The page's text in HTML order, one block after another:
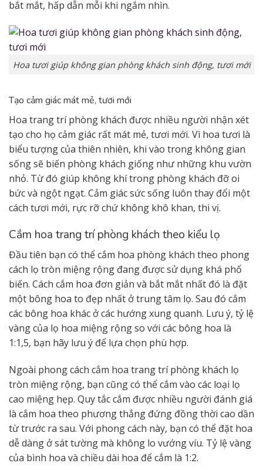
bắt mắt, hấp dẫn mỗi khi ngắm nhìn.
Hoa tươi giúp không gian phòng khách sinh động, tươi mới
Tạo cảm giác mát mẻ, tươi mới
Hoa trang trí phòng khách được nhiều người nhận xét
tạo cho họ cảm giác rất mát mẻ, tươi mới. Vì hoa tươi là
biểu tượng của thiên nhiên, khi vào trong không gian
sống sẽ biến phòng khách giống như những khu vườn
nhỏ. Từ đó giúp không khí trong phòng khách đỡ oi
bức và ngột ngạt. Cảm giác sức sống luôn thay đổi một
cách tươi mới, rực rỡ chứ không khô khan, thi vị.
Cắm hoa trang trí phòng khách theo kiểu lọ
Đầu tiên bạn có thể cắm hoa phòng khách theo phong
cách lọ tròn miệng rộng đang được sử dụng khá phổ
biến. Cách cắm hoa đơn giản và bắt mắt nhất đó là đặt
một bông hoa to đẹp nhất ở trung tâm lọ. Sau đó cắm
các bông hoa khác ở các hướng xung quanh. Lưu ý, tỷ lệ
vàng của lọ hoa miệng rộng so với các bông hoa là
1:1,5, bạn hãy lưu ý để lựa chọn phù hợp.
Ngoài phong cách cắm hoa trang trí phòng khách lọ
tròn miệng rộng, bạn cũng có thể cắm vào các loại lọ
cao miệng hẹp. Quy tắc cắm được nhiều người đánh giá
là cắm hoa theo phương thẳng đứng đồng thời cao dần
từ trước ra sau. Với phong cách này, bạn có thể đặt hoa
dễ dàng ở sát tường mà không lo vướng víu. Tỷ lệ vàng
của bình hoa và chiều dài hoa để cắm là 1:2.